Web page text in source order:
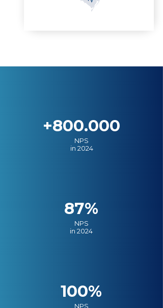
+800.000
NPS
in 2024
87%
NPS
in 2024
100%
NPS